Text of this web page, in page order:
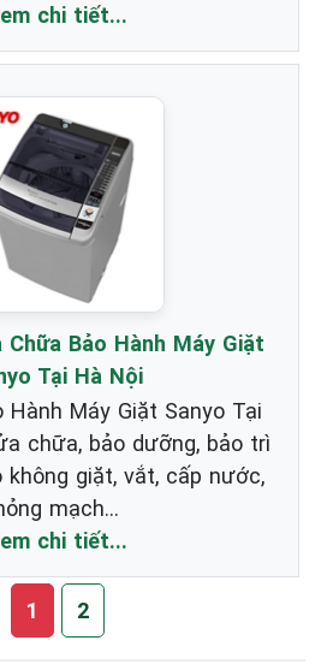
chi tiết...
Chữa Bảo Hành Máy Giặt
Tại Hà Nội
Hành Máy Giặt Sanyo Tại
chữa, bảo dưỡng, bảo trì
không giặt, vắt, cấp nước,
mạch...
chi tiết...
1 2